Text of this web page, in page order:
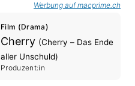
Werbung auf macprime.ch
Film (Drama)
Cherry (Cherry – Das Ende
aller Unschuld)
Produzent:in